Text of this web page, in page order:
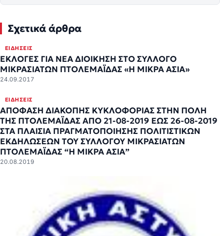
Σχετικά άρθρα
ΕΙΔΉΣΕΙΣ
ΕΚΛΟΓΕΣ ΓΙΑ ΝΕΑ ΔΙΟΙΚΗΣΗ ΣΤΟ ΣΥΛΛΟΓΟ
ΜΙΚΡΑΣΙΑΤΩΝ ΠΤΟΛΕΜΑΪΔΑΣ «Η ΜΙΚΡΑ ΑΣΙΑ»
24.09.2017
ΕΙΔΉΣΕΙΣ
ΑΠΟΦΑΣΗ ΔΙΑΚΟΠΗΣ ΚΥΚΛΟΦΟΡΙΑΣ ΣΤΗΝ ΠΟΛΗ
ΤΗΣ ΠΤΟΛΕΜΑΪΔΑΣ ΑΠΟ 21-08-2019 ΕΩΣ 26-08-2019
ΣΤΑ ΠΛΑΙΣΙΑ ΠΡΑΓΜΑΤΟΠΟΙΗΣΗΣ ΠΟΛΙΤΙΣΤΙΚΩΝ
ΕΚΔΗΛΩΣΕΩΝ ΤΟΥ ΣΥΛΛΟΓΟΥ ΜΙΚΡΑΣΙΑΤΩΝ
ΠΤΟΛΕΜΑΪΔΑΣ “Η ΜΙΚΡΑ ΑΣΙΑ”
20.08.2019